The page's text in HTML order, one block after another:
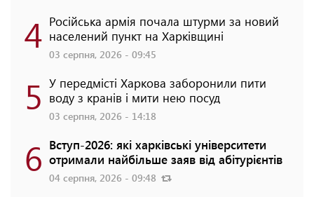
4 Російська армія почала штурми за новий
населений пункт на Харківщині
03 серпня, 2026 - 09:45
5 У передмісті Харкова заборонили пити
воду з кранів і мити нею посуд
03 серпня, 2026 - 14:18
6 Вступ-2026: які харківські університети
отримали найбільше заяв від абітурієнтів
04 серпня, 2026 - 09:48